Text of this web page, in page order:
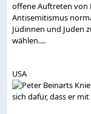
offene Auftreten von
Antisemitismus
Jüdinnen und Juden
wählen....
USA